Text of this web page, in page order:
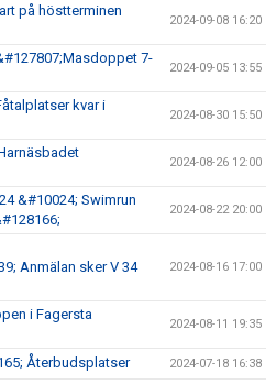
på höstterminen
2024-09-08 16:20
7-
2024-09-05 13:55
kvar i
2024-08-30 15:50
2024-08-26 12:00
&#10024; Swimrun
2024-08-22 20:00
Anmälan sker V 34
2024-08-16 17:00
i Fagersta
2024-08-11 19:35
Återbudsplatser 2024-07-18 16:38